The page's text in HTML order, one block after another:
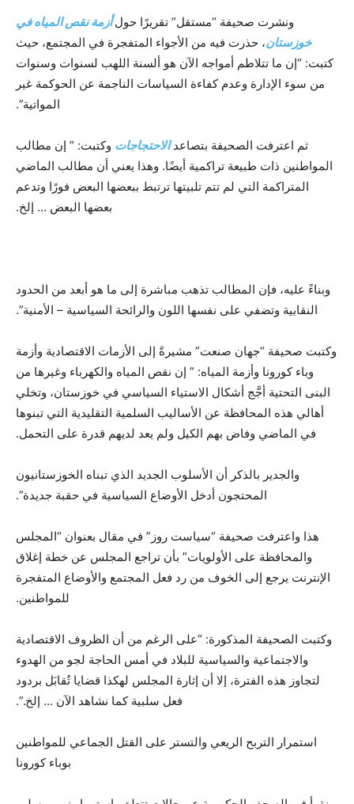
ونشرت صحيفة “مستقل” تقريرًا حولأزمة نقص المياه في
خوزستان، حذرت فيه من الأجواء المتفجرة في المجتمع، حيث
كتبت: “إن ما تتلاطم أمواجه الآن هو ألسنة اللهب لسنوات وسنوات
من سوء الإدارة وعدم كفاءة السياسات الناجمة عن الحوكمة غير
المواتية”.
ثم اعترفت الصحيفة بتصاعدالاحتجاجات وكتبت: ” إن مطالب
المواطنين ذات طبيعة تراكمية أيضًا. وهذا يعني أن مطالب الماضي
المتراكمة التي لم تتم تلبيتها ترتبط ببعضها البعض فورًا وتدعم
بعضها البعض … إلخ.
وبناءً عليه، فإن المطالب تذهب مباشرة إلى ما هو أبعد من الحدود
النقابية وتضفي على نفسها اللون والرائحة السياسية – الأمنية”.
وكتبت صحيفة “جهان صنعت” مشيرةً إلى الأزمات الاقتصادية وأزمة
وباء كورونا وأزمة المياه: ” إن نقص المياه والكهرباء وغيرها من
البنى التحتية أجَّج أشكال الاستياء السياسي في خوزستان، وتخلي
أهالي هذه المحافظة عن الأساليب السلمية التقليدية التي تبنوها
في الماضي وفاض بهم الكيل ولم يعد لديهم قدرة على التحمل.
والجدير بالذكر أن الأسلوب الجديد الذي تبناه الخوزستانيون
المحتجون أدخل الأوضاع السياسية في حقبة جديدة”.
هذا واعترفت صحيفة “سياست روز” في مقال بعنوان “المجلس
والمحافظة على الأولويات” بأن تراجع المجلس عن خطة إغلاق
الإنترنت يرجع إلى الخوف من رد فعل المجتمع والأوضاع المتفجرة
للمواطنين.
وكتبت الصحيفة المذكورة: “على الرغم من أن الظروف الاقتصادية
والاجتماعية والسياسية للبلاد في أمس الحاجة لجو من الهدوء
لتجاوز هذه الفترة، إلا أن إثارة المجلس لهكذا قضايا تُقابَل بردود
فعل سلبية كما نشاهد الآن … إلخ.”.
استمرار التربح الريعي والتستر على القتل الجماعي للمواطنين
بوباء كورونا